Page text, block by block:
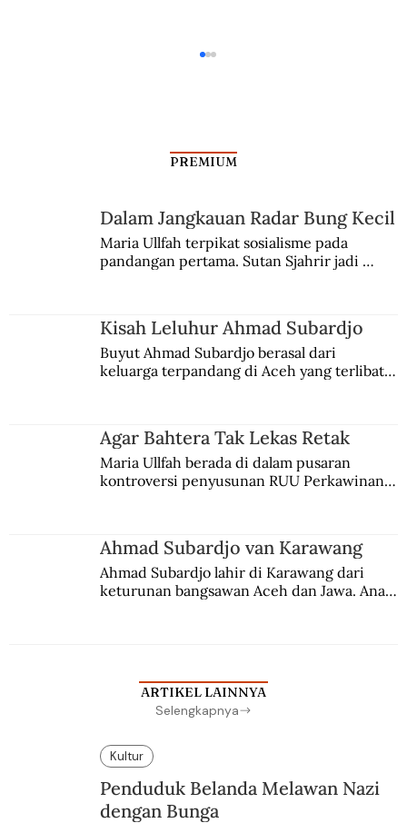
Kisah Keluarga Soejono Melawan
PREMIUM
Dalam Jangkauan Radar Bung Kecil
Maria Ullfah terpikat sosialisme pada
pandangan pertama. Sutan Sjahrir jadi
Kisah Leluhur Ahmad Subardjo
Buyut Ahmad Subardjo berasal dari
keluarga terpandang di Aceh yang terlibat
Agar Bahtera Tak Lekas Retak
Maria Ullfah berada di dalam pusaran
kontroversi penyusunan RUU Perkawinan.
Ahmad Subardjo van Karawang
Ahmad Subardjo lahir di Karawang dari
keturunan bangsawan Aceh dan Jawa. Anak
ARTIKEL LAINNYA
Selengkapnya
Kultur
Penduduk Belanda Melawan Nazi
dengan Bunga